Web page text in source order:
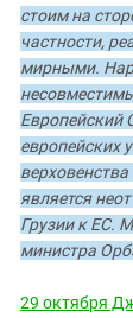
стоим на
частности,
мирными.
Европейский
европейских
является
Грузии к ЕС.
министра
29 октября